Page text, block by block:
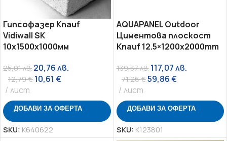
Гипсофазер Knauf
Vidiwall SK
10x1500x1000мм
25,01лв. 20,76лв.
12,79€ 10,61 €
лист
ДОБАВИ ЗА ОФЕРТА
SKU: K640622
AQUAPANEL Outdoor
Циментова плоскост
Knauf 12.5×1200х2000mm
139,37лв. 117,07лв.
71,26€59,86€
лист
ДОБАВИ ЗА ОФЕРТА
SKU: K123801